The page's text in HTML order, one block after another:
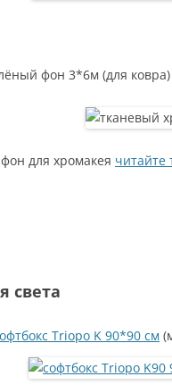
фон 3*6м (для ковра)
для хромакея читайте
света
Triopo K 90*90 см